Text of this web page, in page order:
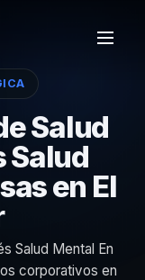
Salud
Salud
en El
Salud Mental En
corporativos en